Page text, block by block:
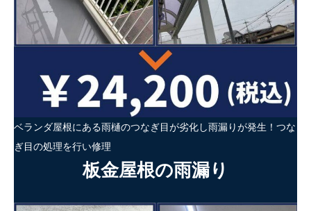
ベランダ屋根にある雨樋のつなぎ目が劣化し雨漏りが発生！つな
ぎ目の処理を行い修理
板金屋根の雨漏り